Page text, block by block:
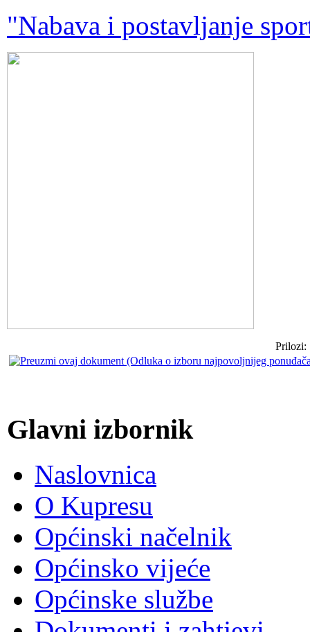
"Nabava i postavljanje
Prilozi:
Glavni izbornik
Naslovnica
O Kupresu
Općinski načelnik
Općinsko vijeće
Općinske službe